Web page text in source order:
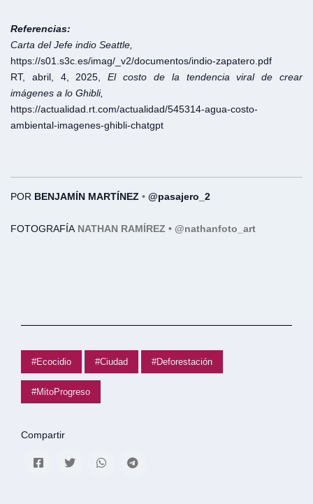
Referencias:
Carta del Jefe indio Seattle,
https://s01.s3c.es/imag/_v2/documentos/indio-zapatero.pdf
RT, abril, 4, 2025,El costo de la tendencia viral de crear
imágenes a lo Ghibli,
https://actualidad.rt.com/actualidad/545314-agua-costo-
ambiental-imagenes-ghibli-chatgpt
POR BENJAMÍN MARTÍNEZ • @pasajero_2
FOTOGRAFÍA NATHAN RAMÍREZ • @nathanfoto_art
#Ecocidio #Ciudad #Deforestación
#MitoProgreso
Compartir